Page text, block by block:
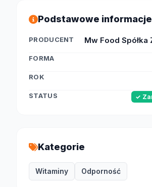
Podstawowe informacje
PRODUCENT Mw Food Spółka
FORMA
ROK
STATUS ✓
Kategorie
Witaminy Odporność